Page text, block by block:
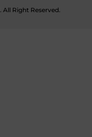
Right Reserved.